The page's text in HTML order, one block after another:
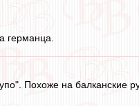
германца.
Похоже на балканские